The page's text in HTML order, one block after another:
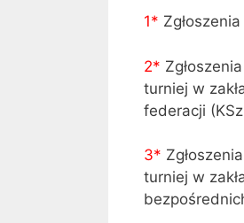
1*
2*
turniej w
federacji
3*
turniej w